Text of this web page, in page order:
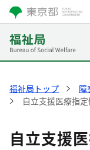
福祉局トップ 障
自立支援医療指
自立支援